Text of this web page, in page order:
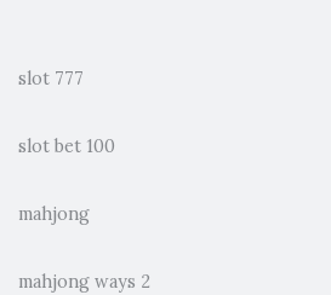
slot 777
slot bet 100
mahjong
mahjong ways 2